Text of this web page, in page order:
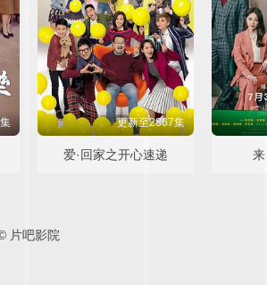
更新至2867集
爱·回家之开心速递 来
片吧影院